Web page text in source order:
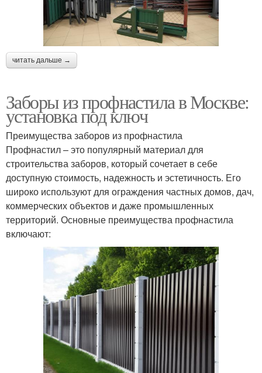
читать дальше →
Заборы из профнастила в Москве:
установка под ключ
Преимущества заборов из профнастила
Профнастил – это популярный материал для
строительства заборов, который сочетает в себе
доступную стоимость, надежность и эстетичность. Его
широко используют для ограждения частных домов, дач,
коммерческих объектов и даже промышленных
территорий. Основные преимущества профнастила
включают: